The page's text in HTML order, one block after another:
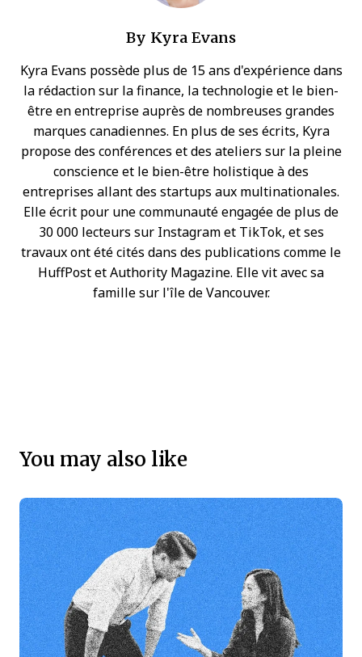
By Kyra Evans
Kyra Evans possède plus de 15 ans d'expérience dans
la rédaction sur la finance, la technologie et le bien-
être en entreprise auprès de nombreuses grandes
marques canadiennes. En plus de ses écrits, Kyra
propose des conférences et des ateliers sur la pleine
conscience et le bien-être holistique à des
entreprises allant des startups aux multinationales.
Elle écrit pour une communauté engagée de plus de
30 000 lecteurs sur Instagram et TikTok, et ses
travaux ont été cités dans des publications comme le
HuffPost et Authority Magazine. Elle vit avec sa
famille sur l'île de Vancouver.
You may also like